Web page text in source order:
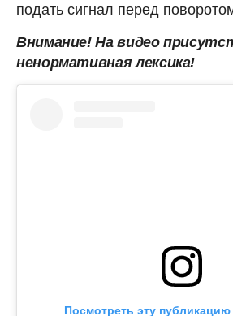
подать сигнал перед
Внимание! На видео
ненормативная лексика!
Посмотреть эту